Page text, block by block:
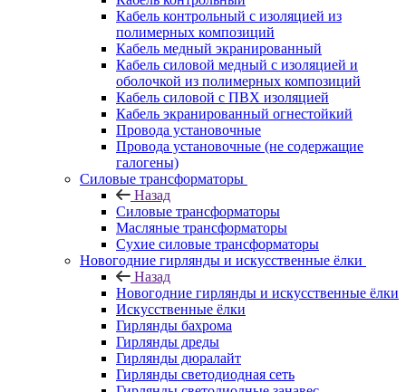
Кабель контрольный с изоляцией из
полимерных композиций
Кабель медный экранированный
Кабель силовой медный с изоляцией и
оболочкой из полимерных композиций
Кабель силовой с ПВХ изоляцией
Кабель экранированный огнестойкий
Провода установочные
Провода установочные (не содержащие
галогены)
Силовые трансформаторы
Назад
Силовые трансформаторы
Масляные трансформаторы
Сухие силовые трансформаторы
Новогодние гирлянды и искусственные ёлки
Назад
Новогодние гирлянды и искусственные ёлки
Искусственные ёлки
Гирлянды бахрома
Гирлянды дреды
Гирлянды дюралайт
Гирлянды светодиодная сеть